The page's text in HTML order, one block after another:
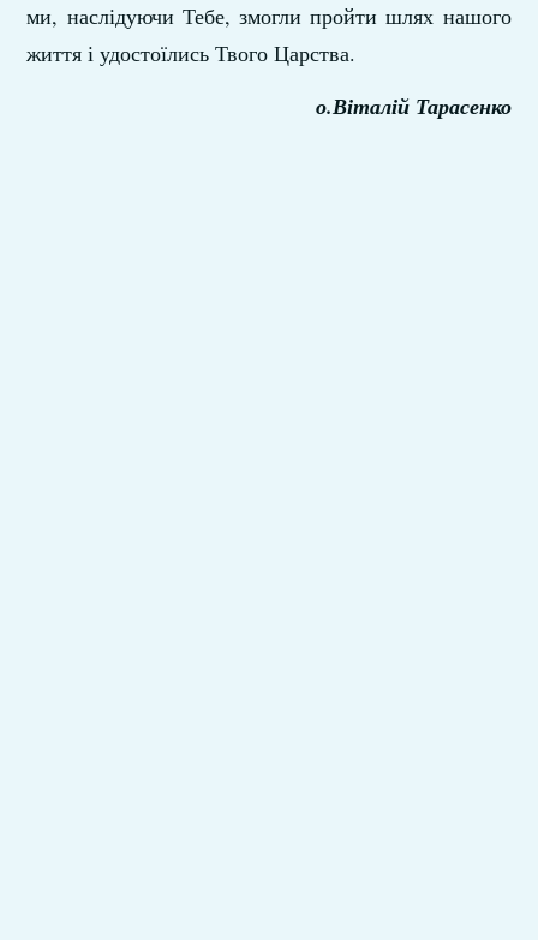
ми, наслідуючи Тебе, змогли пройти шлях нашого
життя і удостоїлись Твого Царства.
о.Віталій Тарасенко